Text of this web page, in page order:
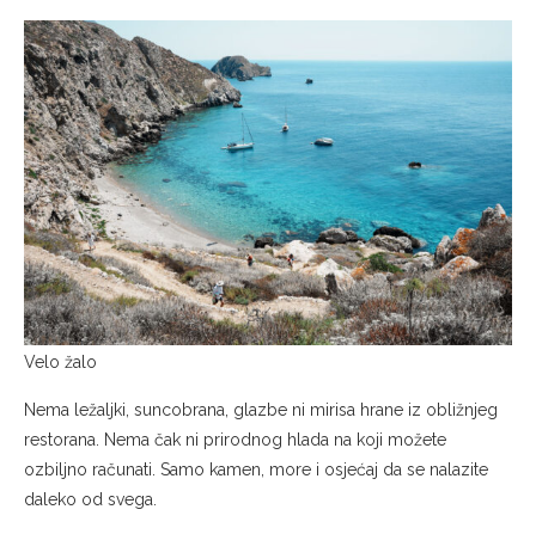
Velo žalo
Nema ležaljki, suncobrana, glazbe ni mirisa hrane iz obližnjeg
restorana. Nema čak ni prirodnog hlada na koji možete
ozbiljno računati. Samo kamen, more i osjećaj da se nalazite
daleko od svega.